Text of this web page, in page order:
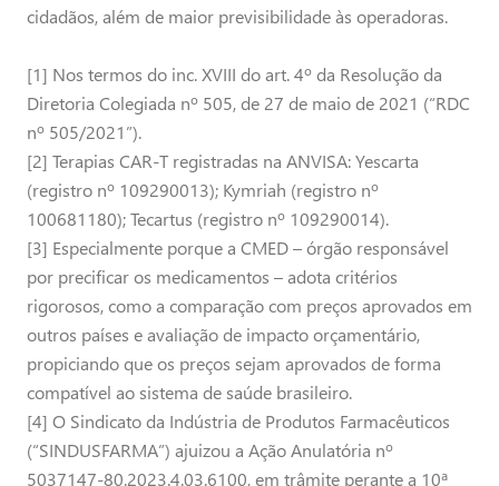
cidadãos, além de maior previsibilidade às operadoras.
[1] Nos termos do inc. XVIII do art. 4º da Resolução da
Diretoria Colegiada nº 505, de 27 de maio de 2021 (“RDC
nº 505/2021”).
[2] Terapias CAR-T registradas na ANVISA: Yescarta
(registro nº 109290013); Kymriah (registro nº
100681180); Tecartus (registro nº 109290014).
[3] Especialmente porque a CMED – órgão responsável
por precificar os medicamentos – adota critérios
rigorosos, como a comparação com preços aprovados em
outros países e avaliação de impacto orçamentário,
propiciando que os preços sejam aprovados de forma
compatível ao sistema de saúde brasileiro.
[4] O Sindicato da Indústria de Produtos Farmacêuticos
(“SINDUSFARMA”) ajuizou a Ação Anulatória nº
5037147-80.2023.4.03.6100, em trâmite perante a 10ª